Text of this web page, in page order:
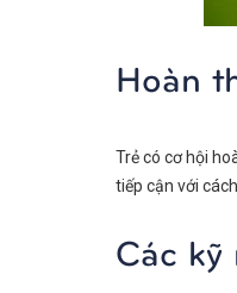
Hoàn
Trẻ có cơ hội
tiếp cận với
Các kỹ